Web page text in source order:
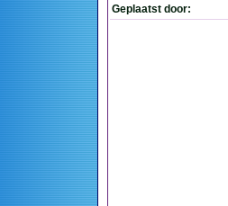
Geplaatst door: